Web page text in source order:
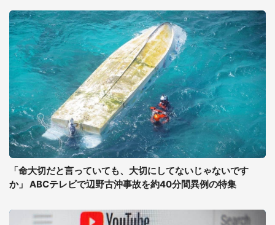
「命大切だと言っていても、大切にしてないじゃないです
か」 ABCテレビで辺野古沖事故を約40分間異例の特集